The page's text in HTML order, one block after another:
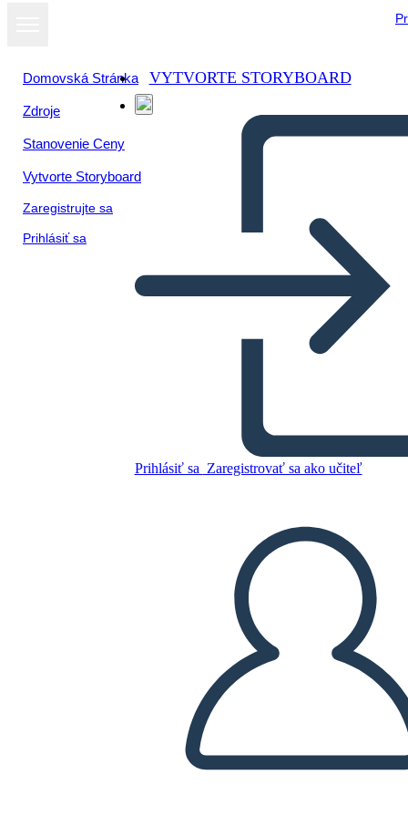
Domovská Stránka
Zdroje
Stanovenie Ceny
Vytvorte Storyboard
Zaregistrujte sa
Prihlásiť sa
VYTVORTE STORYBOARD
Prihlásiť sa Zaregistrovať sa ako učiteľ
Skopírujte tento Storyboard
PREHRAŤ PREZENTÁCIU
ČÍTAJ MI